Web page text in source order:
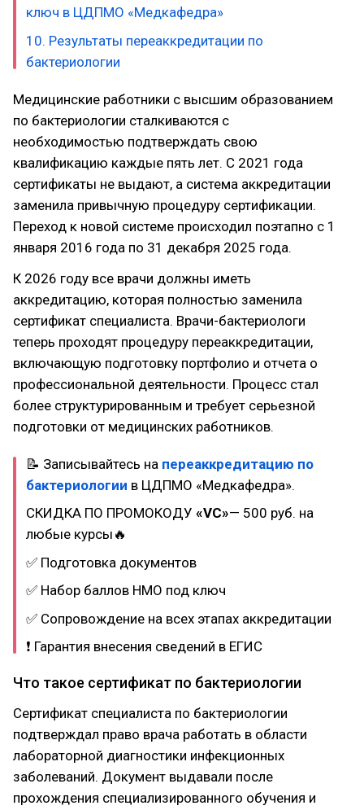
ключ в ЦДПМО «Медкафедра»
10. Результаты переаккредитации по
бактериологии
Медицинские работники с высшим образованием
по бактериологии сталкиваются с
необходимостью подтверждать свою
квалификацию каждые пять лет. С 2021 года
сертификаты не выдают, а система аккредитации
заменила привычную процедуру сертификации.
Переход к новой системе происходил поэтапно с 1
января 2016 года по 31 декабря 2025 года.
К 2026 году все врачи должны иметь
аккредитацию, которая полностью заменила
сертификат специалиста. Врачи-бактериологи
теперь проходят процедуру переаккредитации,
включающую подготовку портфолио и отчета о
профессиональной деятельности. Процесс стал
более структурированным и требует серьезной
подготовки от медицинских работников.
📝 Записывайтесь на переаккредитацию по
бактериологии в ЦДПМО «Медкафедра».
СКИДКА ПО ПРОМОКОДУ «VC»— 500 руб. на
любые курсы🔥
✅ Подготовка документов
✅ Набор баллов НМО под ключ
✅ Сопровождение на всех этапах аккредитации
❗ Гарантия внесения сведений в ЕГИС
Что такое сертификат по бактериологии
Сертификат специалиста по бактериологии
подтверждал право врача работать в области
лабораторной диагностики инфекционных
заболеваний. Документ выдавали после
прохождения специализированного обучения и